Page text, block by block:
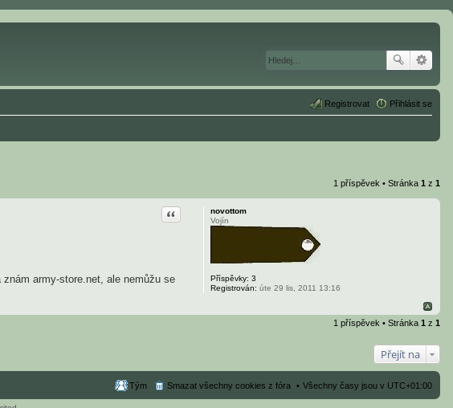
Přihlásit se
Registrovat
1 příspěvek • Stránka 1 z 1
novottom
Vojín
Příspěvky: 3
Registrován: úte 29 lis, 2011 13:16
Citace
army-store.net, ale nemůžu se
1 příspěvek • Stránka 1 z 1
Přejít na
Všechny časy jsou v UTC+01:00
Smazat všechny cookies z fóra
Tým